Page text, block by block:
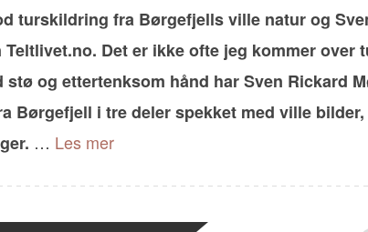
turskildring fra Børgefjells ville natur og
Teltlivet.no. Det er ikke ofte jeg kommer over
stø og ettertenksom hånd har Sven Rickard
Børgefjell i tre deler spekket med ville
… Les mer